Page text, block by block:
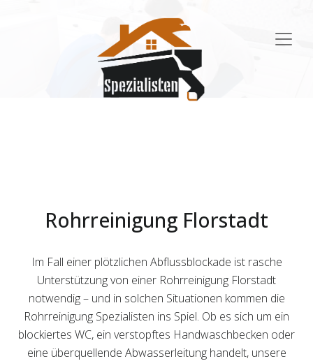
Rohrreinigung Florstadt
Im Fall einer plötzlichen Abflussblockade ist rasche
Unterstützung von einer Rohrreinigung Florstadt
notwendig – und in solchen Situationen kommen die
Rohrreinigung Spezialisten ins Spiel. Ob es sich um ein
blockiertes WC, ein verstopftes Handwaschbecken oder
eine überquellende Abwasserleitung handelt, unsere